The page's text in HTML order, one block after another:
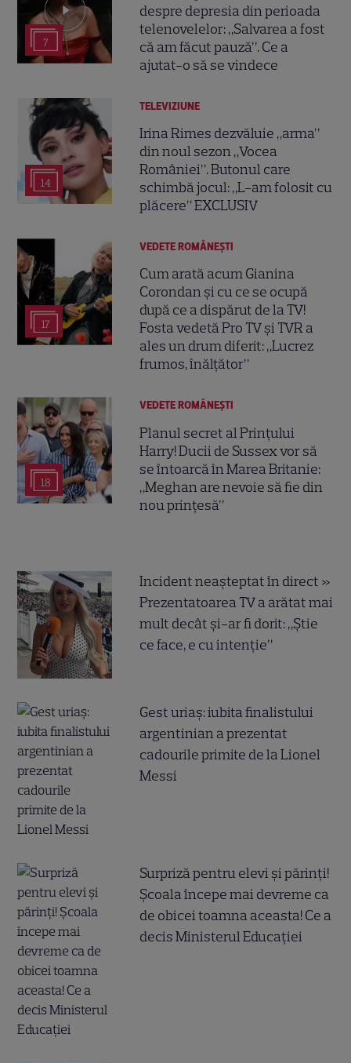
7
despre depresia din perioada
telenovelelor: „Salvarea a fost
că am făcut pauză”. Ce a
ajutat-o să se vindece
14
TELEVIZIUNE
Irina Rimes dezvăluie „arma”
din noul sezon „Vocea
României”. Butonul care
schimbă jocul: „L-am folosit cu
plăcere” EXCLUSIV
17
VEDETE ROMÂNEŞTI
Cum arată acum Gianina
Corondan și cu ce se ocupă
după ce a dispărut de la TV!
Fosta vedetă Pro TV și TVR a
ales un drum diferit: „Lucrez
frumos, înălțător”
18
VEDETE ROMÂNEŞTI
Planul secret al Prințului
Harry! Ducii de Sussex vor să
se întoarcă în Marea Britanie:
„Meghan are nevoie să fie din
nou prințesă”
Incident neașteptat în direct »
Prezentatoarea TV a arătat mai
mult decât și-ar fi dorit: „Știe
ce face, e cu intenție”
Gest uriaș: iubita finalistului
argentinian a prezentat
cadourile primite de la Lionel
Messi
Surpriză pentru elevi și părinți!
Școala începe mai devreme ca
de obicei toamna aceasta! Ce a
decis Ministerul Educației